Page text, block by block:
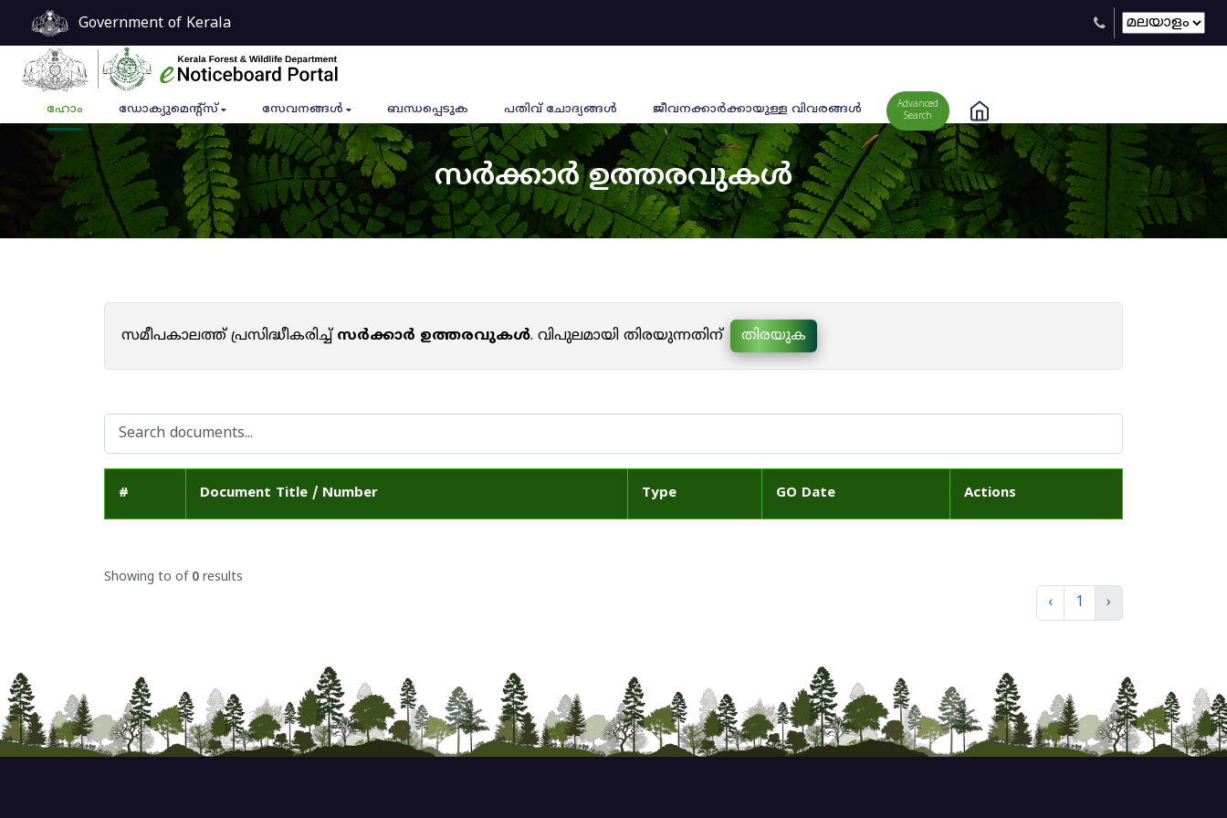
Government of Kerala
ഹോം ഡോക്യുമെൻ്റ്സ് സേവനങ്ങൾ ബന്ധപ്പെടുക പതിവ് ചോദ്യങ്ങൾ ജീവനക്കാര്‍ക്കായുള്ള വിവരങ്ങള്‍
Advanced
Search
സർക്കാർ ഉത്തരവുകൾ
സമീപകാലത്ത് പ്രസിദ്ധീകരിച്ച്സർക്കാർ ഉത്തരവുകൾ. വിപുലമായി തിരയുന്നതിന് തിരയുക
# Document Title / Number Type GO Date Actions
Showing to of 0 results
‹ 1 ›